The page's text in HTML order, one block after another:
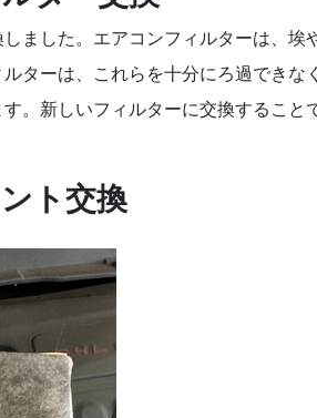
しました。エアコンフィルターは、
ターは、これらを十分にろ過できな
。新しいフィルターに交換すること
ト交換